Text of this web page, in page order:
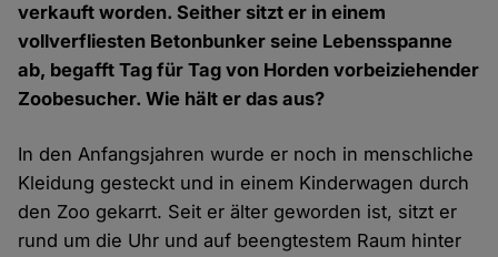
verkauft worden. Seither sitzt er in einem
vollverfliesten Betonbunker seine Lebensspanne
ab, begafft Tag für Tag von Horden vorbeiziehender
Zoobesucher. Wie hält er das aus?
In den Anfangsjahren wurde er noch in menschliche
Kleidung gesteckt und in einem Kinderwagen durch
den Zoo gekarrt. Seit er älter geworden ist, sitzt er
rund um die Uhr und auf beengtestem Raum hinter